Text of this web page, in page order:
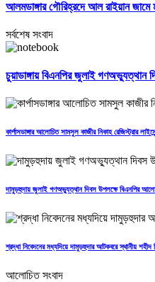
আলমডাঙ্গার গৌরিহ্রদে আল রাইয়ান
সর্বশেষ সংবাদ
চুয়াডাঙ্গায় বিএনপির জুলাই গণঅভ্যুত্থান
কার্পাসডাঙ্গার আলোচিত সামসুল কাজীর নিকাহ রেজিস্ট্রার
দামুড়হুদায় জুলাই গণঅভ্যুত্থান দিবস উপলক্ষে বিএনপির
শ্রদ্ধা নিবেদনের মধ্যদিয়ে দামুড়হুদার আটকবরে স্থানীয় শহীদ
আলোচিত সংবাদ